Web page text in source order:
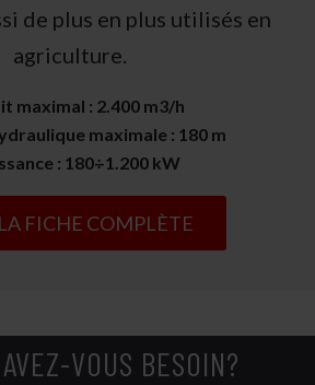
de plus en plus utilisés en
agriculture.
maximal : 2.400 m3/h
maximale : 180 m
: 180÷1.200 kW
FICHE COMPLÈTE
VOUS BESOIN?